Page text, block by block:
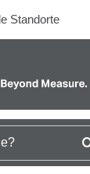
Standorte